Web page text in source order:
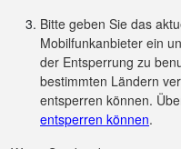
Bitte geben Sie das
Mobilfunkanbieter ein
der Entsperrung zu
bestimmten Ländern
entsperren können.
entsperren können.